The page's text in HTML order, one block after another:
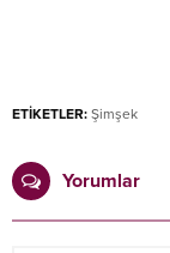
ETİKETLER: Şimşek
Yorumlar